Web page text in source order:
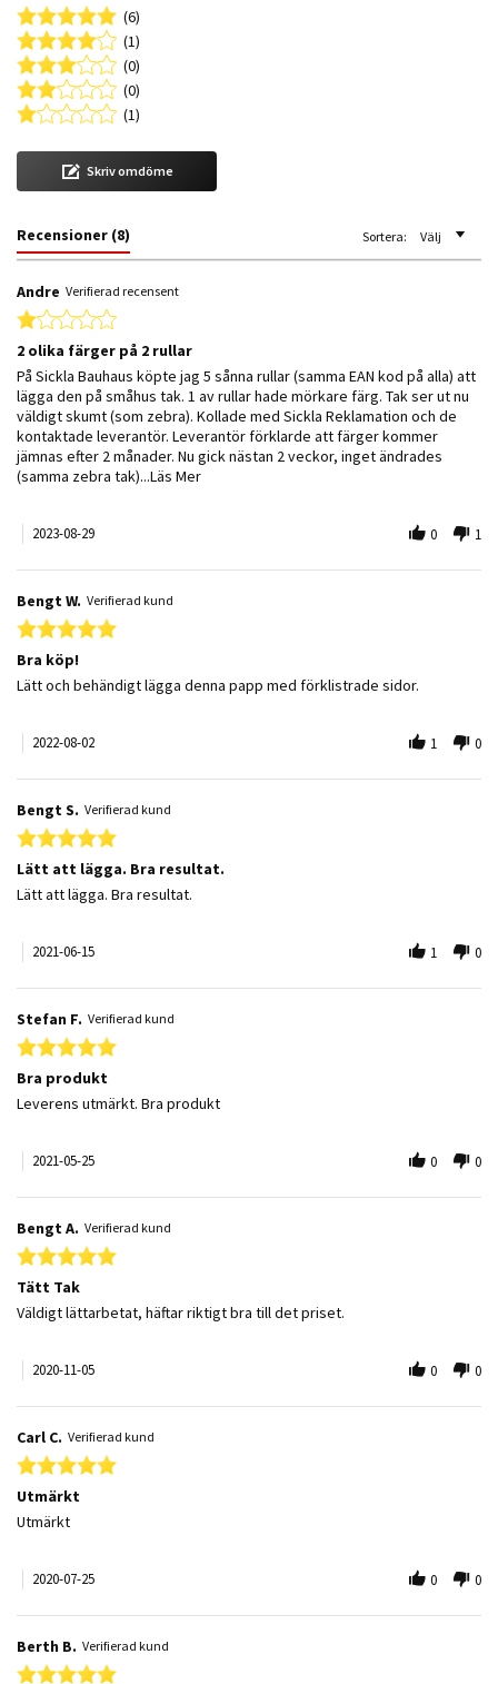
(6)
(1)
(0)
(0)
(1)
Skriv omdöme
Recensioner (8) Sortera: Välj
Andre Verifierad recensent
1.0 star rating
2 olika färger på 2 rullar
Review by Andre on 29 Aug 2023
review stating 2 olika färger på 2 rullar
På Sickla Bauhaus köpte jag 5 sånna rullar (samma EAN kod på alla) att
lägga den på småhus tak. 1 av rullar hade mörkare färg. Tak ser ut nu
väldigt skumt (som zebra). Kollade med Sickla Reklamation och de
kontaktade leverantör. Leverantör förklarde att färger kommer
jämnas efter 2 månader. Nu gick nästan 2 veckor, inget ändrades
(samma zebra tak)...Läs MerRead more about review stating 2 olika
2023-08-29 0 1
Bengt W. Verifierad kund
5.0 star rating
Bra köp!
Review by Bengt W. on 2 Aug 2022
review stating Bra köp!
Lätt och behändigt lägga denna papp med förklistrade sidor.
2022-08-02 1 0
Bengt S. Verifierad kund
5.0 star rating
Lätt att lägga. Bra resultat.
Review by Bengt S. on 15 Jun 2021
review stating Lätt att lägga. Bra resultat.
Lätt att lägga. Bra resultat.
2021-06-15 1 0
Stefan F. Verifierad kund
5.0 star rating
Bra produkt
Review by Stefan F. on 25 May 2021
review stating Bra produkt
Leverens utmärkt. Bra produkt
2021-05-25 0 0
Bengt A. Verifierad kund
5.0 star rating
Tätt Tak
Review by Bengt A. on 5 Nov 2020
review stating Tätt Tak
Väldigt lättarbetat, häftar riktigt bra till det priset.
2020-11-05 0 0
Carl C. Verifierad kund
5.0 star rating
Utmärkt
Review by Carl C. on 25 Jul 2020
review stating Utmärkt
Utmärkt
2020-07-25 0 0
Berth B. Verifierad kund
5.0 star rating